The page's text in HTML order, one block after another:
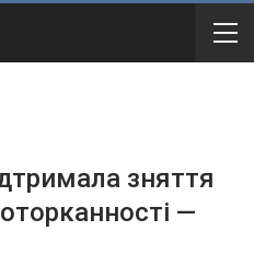
зняття
—